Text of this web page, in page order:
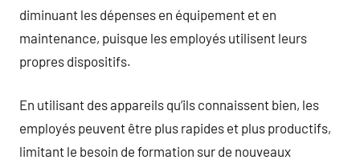
diminuant les dépenses en équipement et en
maintenance, puisque les employés utilisent leurs
propres dispositifs.
En utilisant des appareils qu’ils connaissent bien, les
employés peuvent être plus rapides et plus productifs,
limitant le besoin de formation sur de nouveaux